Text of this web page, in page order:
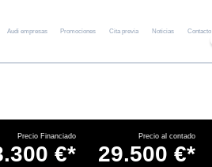
Audi empresas Promociones Cita previa Noticias Contacto
Precio Financiado
€*
Precio al contado
29.500 €*